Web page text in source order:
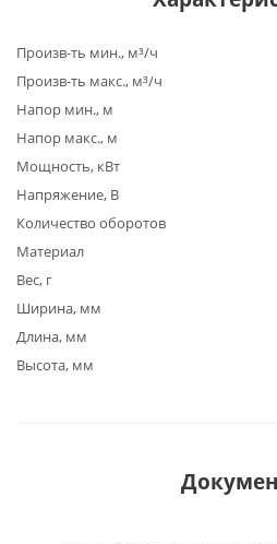
Произв-ть мин., м³/ч
Произв-ть макс., м³/ч
Напор мин., м
Напор макс., м
Мощность, кВт
Напряжение, В
Количество оборотов
Материал
Вес, г
Ширина, мм
Длина, мм
Высота, мм